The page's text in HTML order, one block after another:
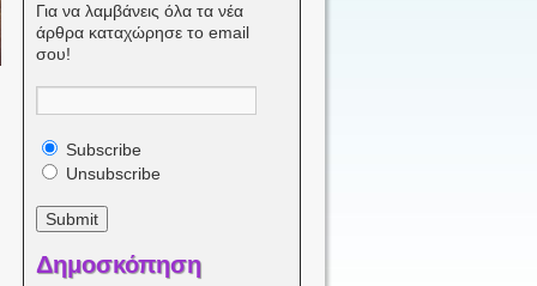
Για να λαμβάνεις όλα τα νέα
άρθρα καταχώρησε το email
σου!
Subscribe
Unsubscribe
Δημοσκόπηση